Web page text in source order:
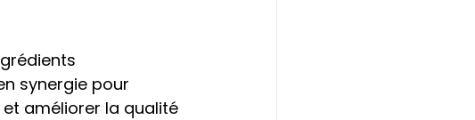
synergie pour
améliorer la qualité